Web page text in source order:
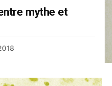
mythe et